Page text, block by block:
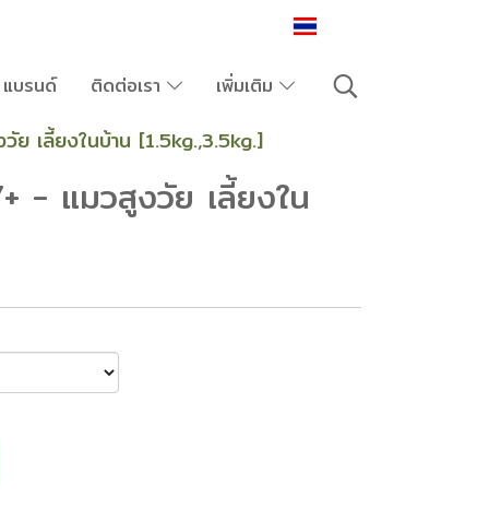
แบรนด์ ติดต่อเรา เพิ่มเติม
เลี้ยงในบ้าน [1.5kg.,3.5kg.]
- แมวสูงวัย เลี้ยงใน